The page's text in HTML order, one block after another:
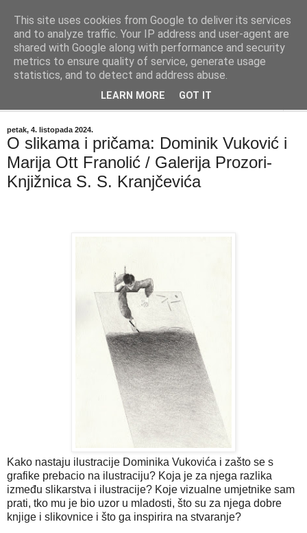
"Kvaka"
Časopis za književnost ISSN 2459-5632
petak, 4. listopada 2024.
O slikama i pričama: Dominik Vuković i
Marija Ott Franolić / Galerija Prozori-
Knjižnica S. S. Kranjčevića
Kako nastaju ilustracije Dominika Vukovića i zašto se s
grafike prebacio na ilustraciju? Koja je za njega razlika
između slikarstva i ilustracije? Koje vizualne umjetnike sam
prati, tko mu je bio uzor u mladosti, što su za njega dobre
knjige i slikovnice i što ga inspirira na stvaranje?
This site uses cookies from Google to deliver its services
and to analyze traffic. Your IP address and user-agent are
shared with Google along with performance and security
metrics to ensure quality of service, generate usage
statistics, and to detect and address abuse.
LEARN MORE GOT IT